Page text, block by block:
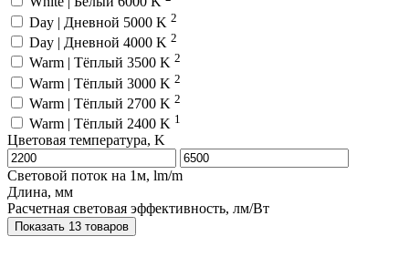
Day | Дневной 5000 K 2
Day | Дневной 4000 K 2
Warm | Тёплый 3500 K 2
Warm | Тёплый 3000 K 2
Warm | Тёплый 2700 K 2
Warm | Тёплый 2400 K 1
Цветовая температура, K
Световой поток на 1м, lm/m
Длина, мм
Расчетная световая эффективность, лм/Вт
Показать 13 товаров